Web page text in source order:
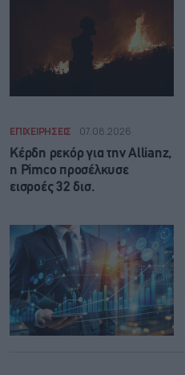
ΕΠΙΧΕΙΡΗΣΕΙΣ 07.08.2026
Κέρδη ρεκόρ για την Allianz,
η Pimco προσέλκυσε
εισροές 32 δισ.